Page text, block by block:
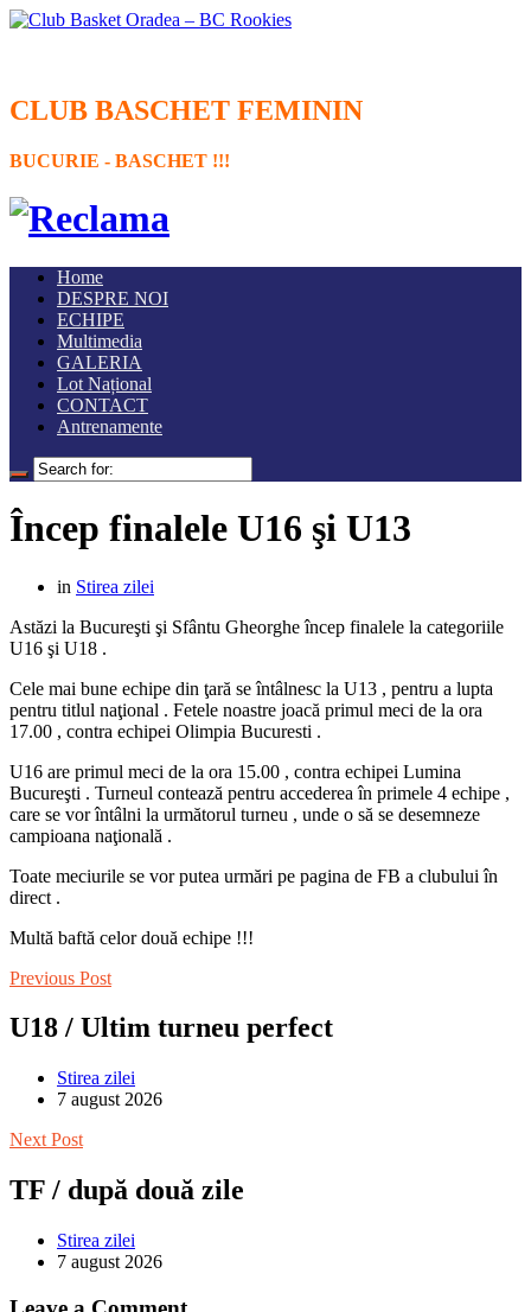
CLUB BASCHET FEMININ
BUCURIE - BASCHET !!!
Home
DESPRE NOI
ECHIPE
Multimedia
GALERIA
Lot Național
CONTACT
Antrenamente
Încep finalele U16 şi U13
in Stirea zilei
Astăzi la Bucureşti şi Sfântu Gheorghe încep finalele la categoriile
U16 şi U18 .
Cele mai bune echipe din ţară se întâlnesc la U13 , pentru a lupta
pentru titlul naţional . Fetele noastre joacă primul meci de la ora
17.00 , contra echipei Olimpia Bucuresti .
U16 are primul meci de la ora 15.00 , contra echipei Lumina
Bucureşti . Turneul contează pentru accederea în primele 4 echipe ,
care se vor întâlni la următorul turneu , unde o să se desemneze
campioana naţională .
Toate meciurile se vor putea urmări pe pagina de FB a clubului în
direct .
Multă baftă celor două echipe !!!
Previous Post
U18 / Ultim turneu perfect
Stirea zilei
7 august 2026
Next Post
TF / după două zile
Stirea zilei
7 august 2026